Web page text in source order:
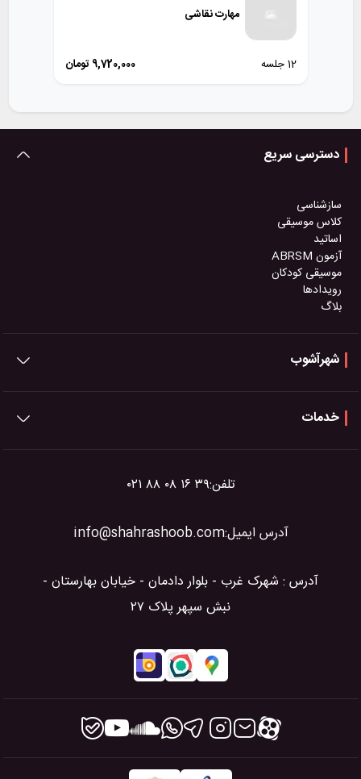
مهارت نقاشی
12 جلسه 9,720,000 تومان
تلفن:۰۲۱ ۸۸ ۰۸ ۱۶ ۳۹
آدرس ایمیل:info@shahrashoob.com
آدرس : شهرک غرب - بلوار دادمان - خیابان بهارستان -
نبش سپهر پلاک ۲۷
دسترسی سریع
سازشناسی
کلاس موسیقی
اساتید
آزمون ABRSM
موسیقی کودکان
رویدادها
بلاگ
شهرآشوب
خدمات